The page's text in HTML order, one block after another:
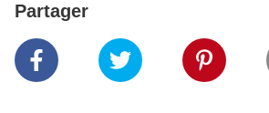
Partager